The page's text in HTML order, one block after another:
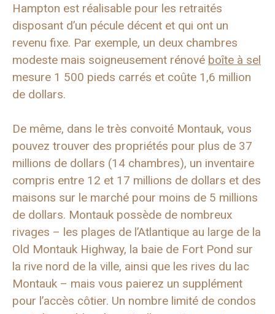
Hampton est réalisable pour les retraités
disposant d’un pécule décent et qui ont un
revenu fixe. Par exemple, un deux chambres
modeste mais soigneusement rénové boîte à sel
mesure 1 500 pieds carrés et coûte 1,6 million
de dollars.
De même, dans le très convoité Montauk, vous
pouvez trouver des propriétés pour plus de 37
millions de dollars (14 chambres), un inventaire
compris entre 12 et 17 millions de dollars et des
maisons sur le marché pour moins de 5 millions
de dollars. Montauk possède de nombreux
rivages – les plages de l’Atlantique au large de la
Old Montauk Highway, la baie de Fort Pond sur
la rive nord de la ville, ainsi que les rives du lac
Montauk – mais vous paierez un supplément
pour l’accès côtier. Un nombre limité de condos